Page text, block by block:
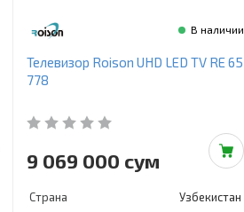
В наличии
Телевизор Roison UHD LED TV RE 65
778
9 069 000 сум
Страна
Узбекистан